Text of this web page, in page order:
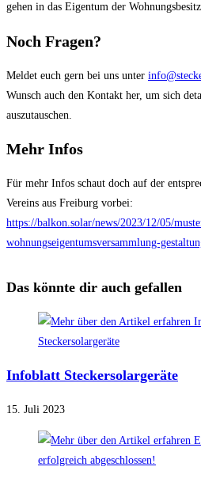
gehen in das Eigentum der
Noch Fragen?
Meldet euch gern bei uns unter
Wunsch auch den Kontakt her, um sich
auszutauschen.
Mehr Infos
Für mehr Infos schaut doch auf der
Vereins aus Freiburg vorbei:
https://balkon.solar/news/2023/12/05/
wohnungseigentumsversammlung-
Das könnte dir auch gefallen
Infoblatt Steckersolargeräte
15. Juli 2023